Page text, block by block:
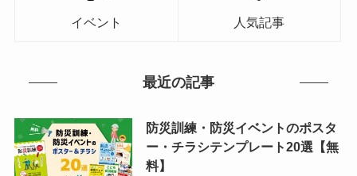
イベント 人気記事
最近の記事
防災訓練・防災イベントのポスタ
ー・チラシテンプレート20選【無
料】